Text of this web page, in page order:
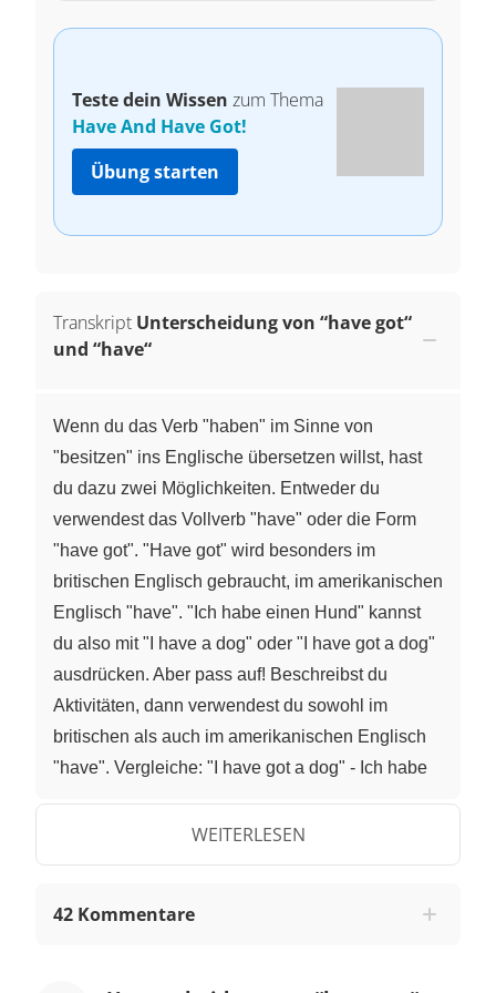
Teste dein Wissen zum Thema
Have And Have Got!
Übung starten
Transkript Unterscheidung von “have got“
und “have“
Wenn du das Verb "haben" im Sinne von
"besitzen" ins Englische übersetzen willst, hast
du dazu zwei Möglichkeiten. Entweder du
verwendest das Vollverb "have" oder die Form
"have got". "Have got" wird besonders im
britischen Englisch gebraucht, im amerikanischen
Englisch "have". "Ich habe einen Hund" kannst
du also mit "I have a dog" oder "I have got a dog"
ausdrücken. Aber pass auf! Beschreibst du
Aktivitäten, dann verwendest du sowohl im
britischen als auch im amerikanischen Englisch
"have". Vergleiche: "I have got a dog" - Ich habe
together." - Wir haben viel Spaß zusammen. Hier
würdest du nicht sagen, "wir besitzen viel Spaß
"have" beschrieben werden, sind nicht ganz so
WEITERLESEN
42 Kommentare